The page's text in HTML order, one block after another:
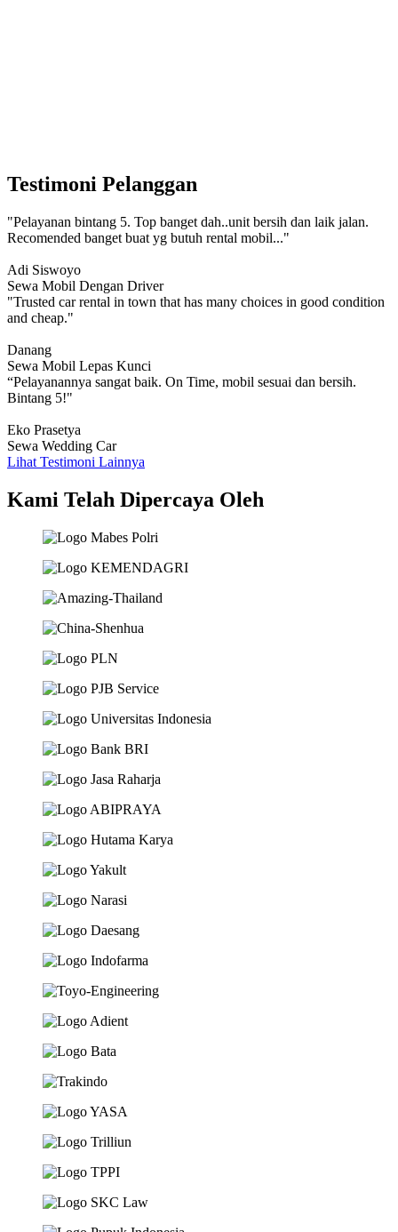
Testimoni Pelanggan
"Pelayanan bintang 5. Top banget dah..unit bersih dan laik jalan.
Recomended banget buat yg butuh rental mobil..."
Adi Siswoyo
Sewa Mobil Dengan Driver
"Trusted car rental in town that has many choices in good condition
and cheap."
Danang
Sewa Mobil Lepas Kunci
“Pelayanannya sangat baik. On Time, mobil sesuai dan bersih.
Bintang 5!"
Eko Prasetya
Sewa Wedding Car
Lihat Testimoni Lainnya
Kami Telah Dipercaya Oleh